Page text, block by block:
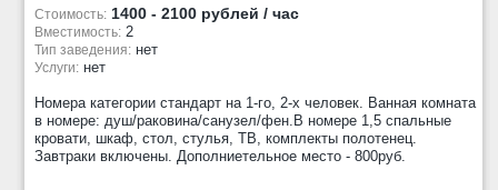
Стоимость: 1400 - 2100 рублей / час
Вместимость: 2
Тип заведения: нет
Услуги: нет
Номера категории стандарт на 1-го, 2-х человек. Ванная комната
в номере: душ/раковина/санузел/фен.В номере 1,5 спальные
кровати, шкаф, стол, стулья, ТВ, комплекты полотенец.
Завтраки включены. Дополниетельное место - 800руб.